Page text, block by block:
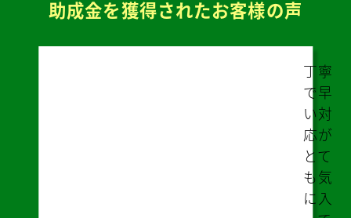
助成金を獲得されたお客様の声
遠方
のた
め不
安な
部分
があ
りま